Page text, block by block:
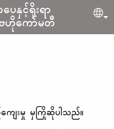
ေနှင့်ရိုးရာ
ဟိုကော်မတီ
ျေးမှု မှကြိုဆိုပါသည်။